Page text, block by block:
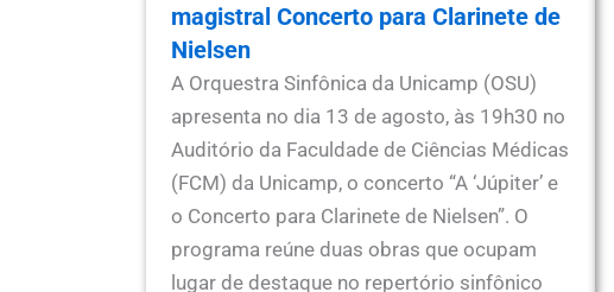
magistral Concerto para Clarinete de
Nielsen
A Orquestra Sinfônica da Unicamp (OSU)
apresenta no dia 13 de agosto, às 19h30 no
Auditório da Faculdade de Ciências Médicas
(FCM) da Unicamp, o concerto “A ‘Júpiter’ e
o Concerto para Clarinete de Nielsen”. O
programa reúne duas obras que ocupam
lugar de destaque no repertório sinfônico